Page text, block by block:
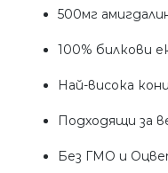
500мг
100% билкови
Най-висока
Подходящи за
Без ГМО и